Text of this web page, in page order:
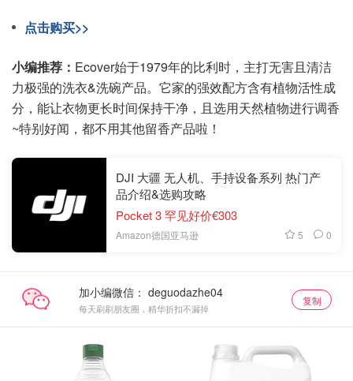
点击购买>>
小编推荐： Ecover始于1979年的比利时，主打无害且清洁
力极强的洗衣&洗碗产品。它家的强效配方含有植物活性成
分，能让衣物更长时间保持干净，且选用天然植物进行调香
~特别好闻，都不用其他留香产品啦！
DJI 大疆 无人机、手持设备系列 热门产
品介绍&选购攻略
Pocket 3 罕见好价€303
Amazon德国亚马逊 5 0
加小编微信：
每天刷刷朋友圈，精华折扣不漏掉
复制